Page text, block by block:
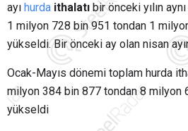
ayı hurda ithalatı bir önceki yılın
1 milyon 728 bin 951 tondan 1
yükseldi. Bir önceki ay olan nisan
Ocak-Mayıs dönemi toplam hurda
milyon 384 bin 877 tondan 8 milyon
yükseldi